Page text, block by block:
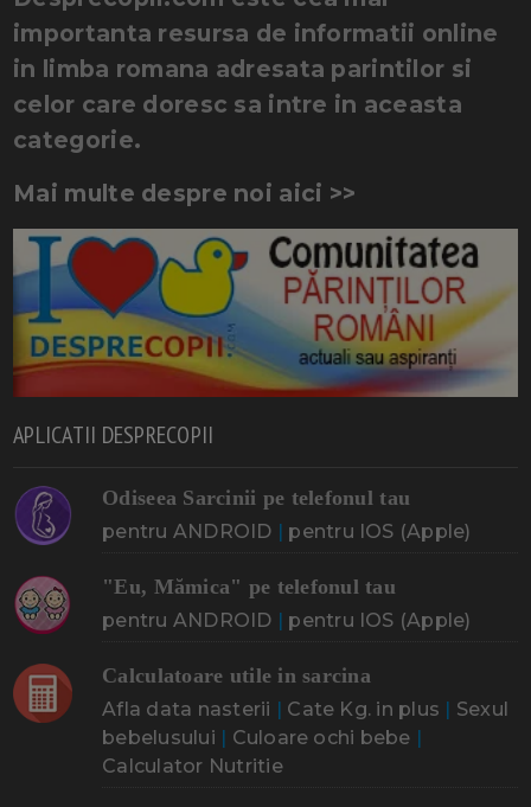
importanta resursa de informatii online
in limba romana adresata parintilor si
celor care doresc sa intre in aceasta
categorie.
Mai multe despre noi aici >>
APLICATII DESPRECOPII
Odiseea Sarcinii pe telefonul tau
pentru ANDROID | pentru IOS (Apple)
"Eu, Mămica" pe telefonul tau
pentru ANDROID | pentru IOS (Apple)
Calculatoare utile in sarcina
Afla data nasterii | Cate Kg. in plus | Sexul
bebelusului | Culoare ochi bebe |
Calculator Nutritie